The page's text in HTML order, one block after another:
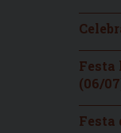
Festa
(06/
Festa